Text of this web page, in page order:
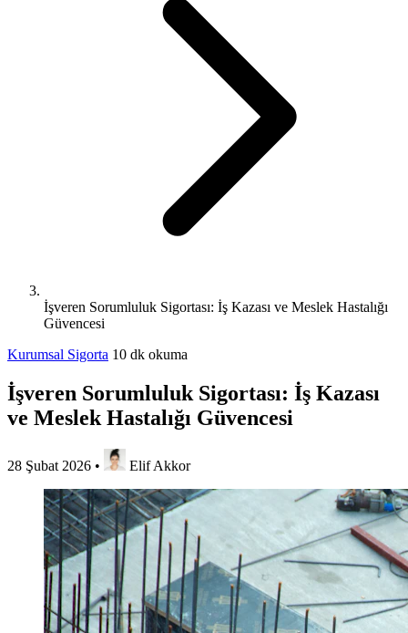
İşveren Sorumluluk Sigortası: İş Kazası ve Meslek Hastalığı
Güvencesi
Kurumsal Sigorta 10 dk okuma
İşveren Sorumluluk Sigortası: İş Kazası
ve Meslek Hastalığı Güvencesi
28 Şubat 2026 • Elif Akkor